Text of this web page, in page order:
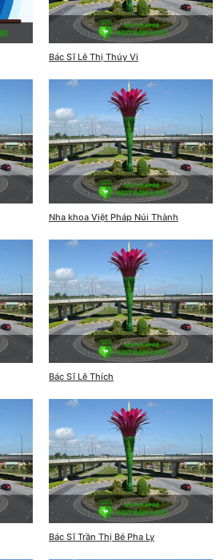
Bác Sĩ Lê Thị Thúy Vi
Nha khoa Việt Pháp Núi Thành
Bác Sĩ Lê Thích
Bác Sĩ Trần Thị Bé Pha Ly